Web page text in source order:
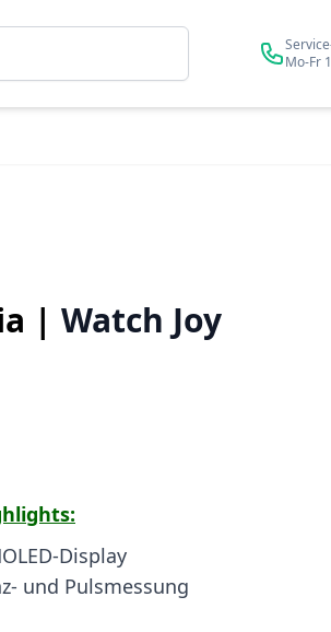
Suche
Mo-Fr
| Watch Joy
Display
und Pulsmessung